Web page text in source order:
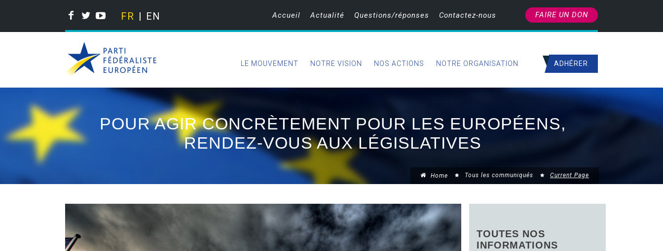
FR EN Accueil Actualité Questions/réponses Contactez-nous FAIRE UN DON
LE MOUVEMENT NOTRE VISION NOS ACTIONS NOTRE ORGANISATION ADHÉRER
POUR AGIR CONCRÈTEMENT POUR LES EUROPÉENS,
RENDEZ-VOUS AUX LÉGISLATIVES
Home Tous les communiqués Current Page
TOUTES NOS
INFORMATIONS